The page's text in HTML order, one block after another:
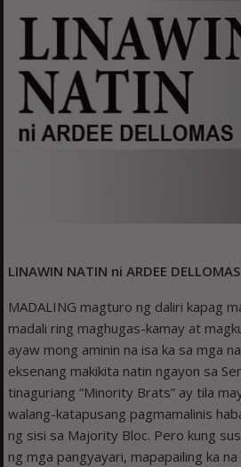
LINAWIN NATIN ni ARDEE DELLOMAS
MADALING magturo ng daliri kapag
madali ring maghugas-kamay at
ayaw mong aminin na isa ka sa mga
eksenang makikita natin ngayon sa
tinaguriang “Minority Brats” ay tila
walang-katapusang pagmamalinis
ng sisi sa Majority Bloc. Pero kung
ng mga pangyayari, mapapailing ka na